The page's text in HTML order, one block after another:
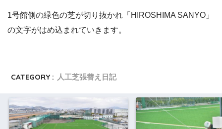
1号館側の緑色の芝が切り抜かれ「HIROSHIMA SANYO」
の文字がはめ込まれていきます。
CATEGORY : 人工芝張替え日記